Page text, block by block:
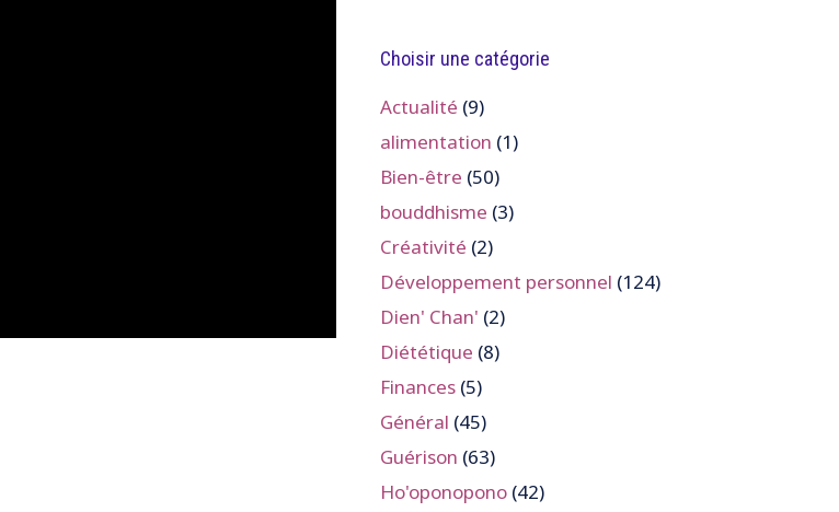
Choisir une catégorie
Actualité (9)
alimentation (1)
Bien-être (50)
bouddhisme (3)
Créativité (2)
Développement personnel (124)
Dien' Chan' (2)
Diététique (8)
Finances (5)
Général (45)
Guérison (63)
Ho'oponopono (42)